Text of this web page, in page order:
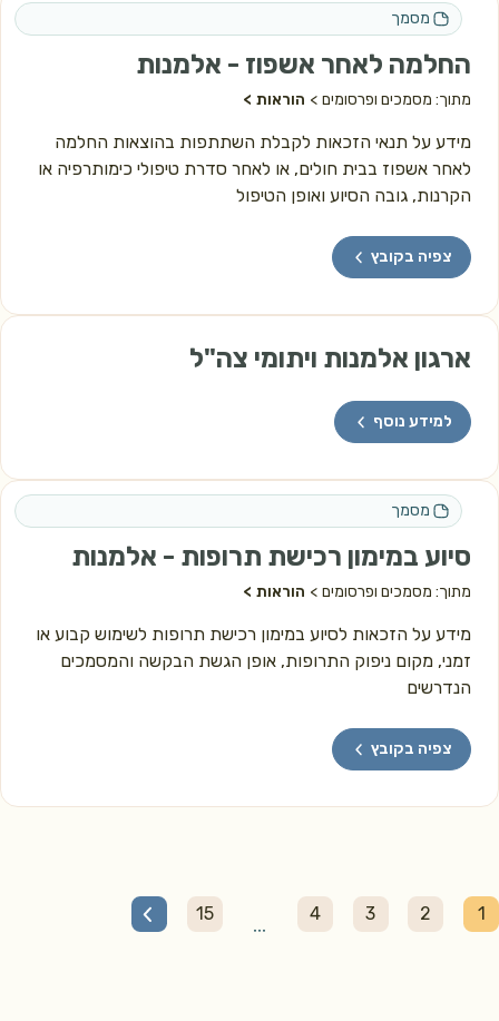
מסמך
החלמה לאחר אשפוז - אלמנות
מתוך: מסמכים ופרסומים הוראות
מידע על תנאי הזכאות לקבלת השתתפות בהוצאות החלמה
לאחר אשפוז בבית חולים, או לאחר סדרת טיפולי כימותרפיה או
הקרנות, גובה הסיוע ואופן הטיפול
צפיה בקובץ
ארגון אלמנות ויתומי צה"ל
למידע נוסף
מסמך
סיוע במימון רכישת תרופות - אלמנות
מתוך: מסמכים ופרסומים הוראות
מידע על הזכאות לסיוע במימון רכישת תרופות לשימוש קבוע או
זמני, מקום ניפוק התרופות, אופן הגשת הבקשה והמסמכים
הנדרשים
צפיה בקובץ
1
2
3
4
15